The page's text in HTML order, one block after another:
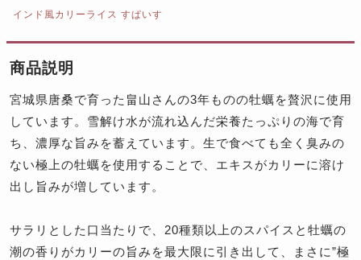
インド風カリーライス すぱいす
商品説明
宮城県唐桑で育った畠山さんの3年ものの牡蠣を贅沢に使用
しています。雪解け水が流れ込んだ栄養たっぷりの海で育
ち、濃厚な旨みを蓄えています。生で食べても全く臭みの
ない極上の牡蠣を使用することで、エキスがカリーに溶け
出し旨みが増しています。
サラリとした口当たりで、20種類以上のスパイスと牡蠣の
潮の香りがカリーの旨みを最大限に引き出して、まさに”極